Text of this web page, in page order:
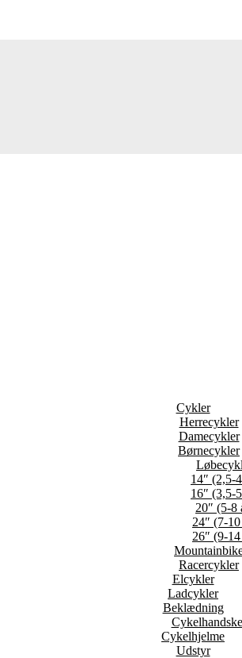
Cykler
Herrecykler
Damecykler
Børnecykler
14″ (2,5-
16″ (3,5-
20″ (5-8
24″ (7-
26″ (9-
Racercykler
Elcykler
Ladcykler
Beklædning
Cykelhjelme
Udstyr